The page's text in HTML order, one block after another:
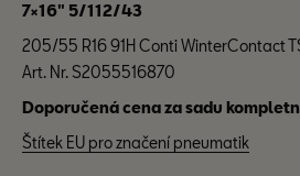
7×16" 5/112/43
205/55 R16 91H Conti WinterContact
Art. Nr. S2055516870
Doporučená cena za sadu
Štítek EU pro značení pneumatik